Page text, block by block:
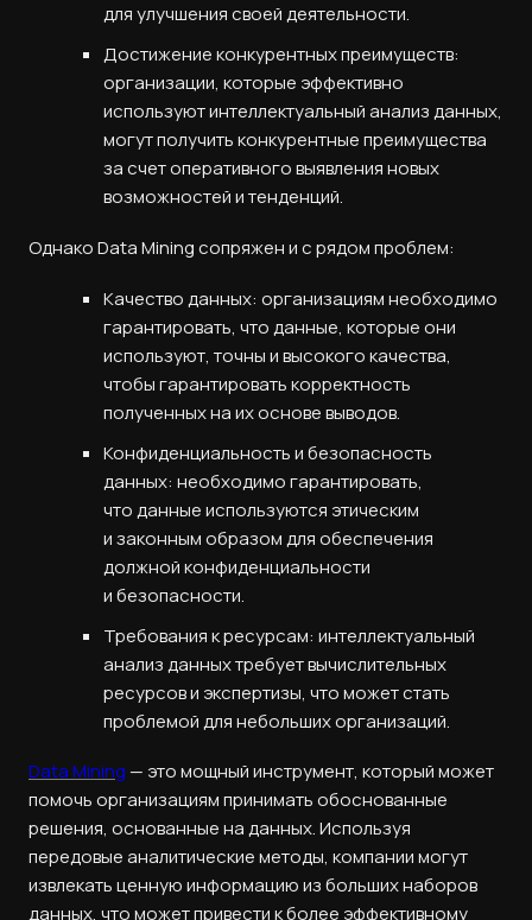
для улучшения своей деятельности.
Достижение конкурентных преимуществ:
организации, которые эффективно
используют интеллектуальный анализ данных,
могут получить конкурентные преимущества
за счет оперативного выявления новых
возможностей и тенденций.
Однако Data Mining сопряжен и с рядом проблем:
Качество данных: организациям необходимо
гарантировать, что данные, которые они
используют, точны и высокого качества,
чтобы гарантировать корректность
полученных на их основе выводов.
Конфиденциальность и безопасность
данных: необходимо гарантировать,
что данные используются этическим
и законным образом для обеспечения
должной конфиденциальности
и безопасности.
Требования к ресурсам: интеллектуальный
анализ данных требует вычислительных
ресурсов и экспертизы, что может стать
проблемой для небольших организаций.
Data Mining — это мощный инструмент, который может
помочь организациям принимать обоснованные
решения, основанные на данных. Используя
передовые аналитические методы, компании могут
извлекать ценную информацию из больших наборов
данных, что может привести к более эффективному